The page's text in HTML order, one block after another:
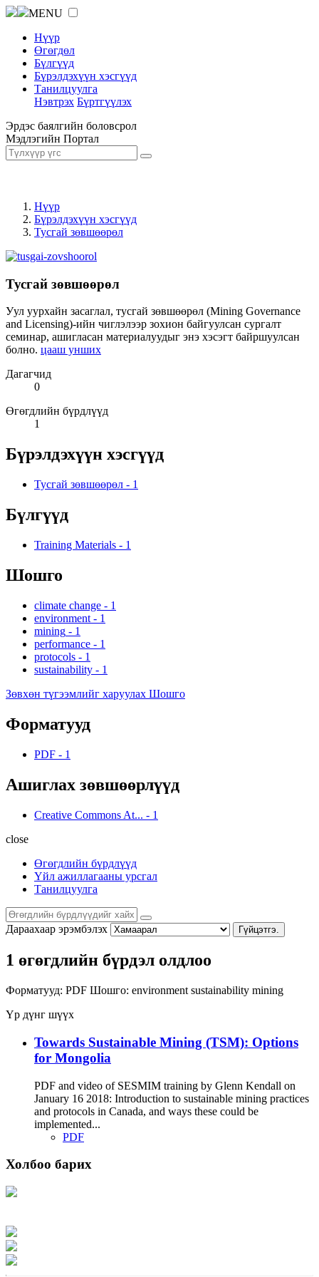
MENU
Нүүр
Өгөгдөл
Бүлгүүд
Бүрэлдэхүүн хэсгүүд
Танилцуулга
Нэвтрэх Бүртгүүлэх
Эрдэс баялгийн боловсрол
Мэдлэгийн Портал
Нүүр
Бүрэлдэхүүн хэсгүүд
Тусгай зөвшөөрөл
Тусгай зөвшөөрөл
Уул уурхайн засаглал, тусгай зөвшөөрөл (Mining Governance
and Licensing)-ийн чиглэлээр зохион байгуулсан сургалт
семинар, ашигласан материалуудыг энэ хэсэгт байршуулсан
болно. цааш унших
Дагагчид
0
Өгөгдлийн бүрдлүүд
1
Бүрэлдэхүүн хэсгүүд
Тусгай зөвшөөрөл - 1
Бүлгүүд
Training Materials - 1
Шошго
climate change - 1
environment - 1
mining - 1
performance - 1
protocols - 1
sustainability - 1
Зөвхөн түгээмлийг харуулах Шошго
Форматууд
PDF - 1
Ашиглах зөвшөөрлүүд
Creative Commons At... - 1
close
Өгөгдлийн бүрдлүүд
Үйл ажиллагааны урсгал
Танилцуулга
Дараахаар эрэмбэлэх Гүйцэтгэ.
1 өгөгдлийн бүрдэл олдлоо
Форматууд: PDF Шошго: environment sustainability mining
Үр дүнг шүүх
Towards Sustainable Mining (TSM): Options
for Mongolia
PDF and video of SESMIM training by Glenn Kendall on
January 16 2018: Introduction to sustainable mining practices
and protocols in Canada, and ways these could be
implemented...
PDF
Холбоо барих